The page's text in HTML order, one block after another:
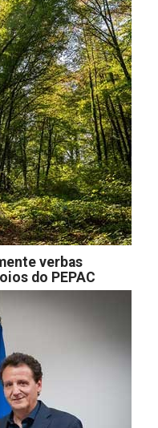
verbas
do PEPAC